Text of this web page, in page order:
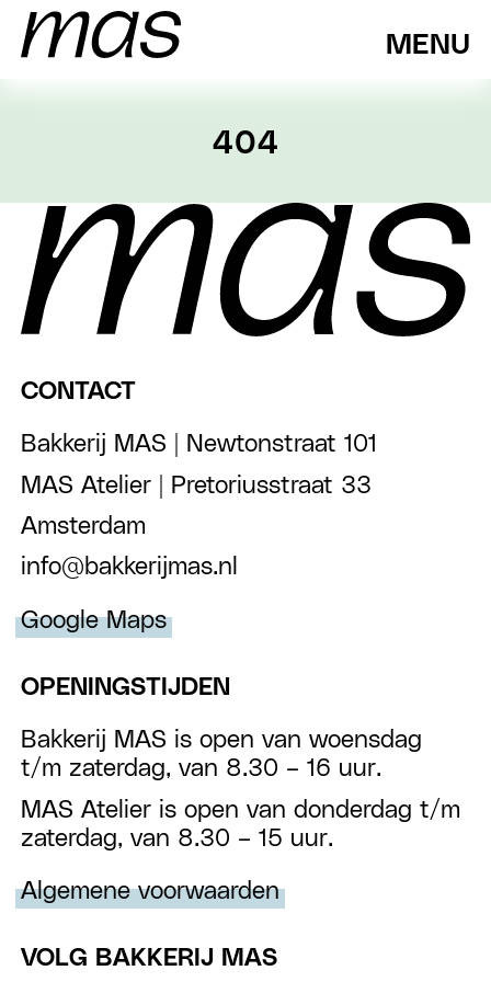
MENU
404
CONTACT
Bakkerij MAS | Newtonstraat 101
MAS Atelier | Pretoriusstraat 33
Amsterdam
info@bakkerijmas.nl
Google Maps
OPENINGSTIJDEN
Bakkerij MAS is open van woensdag
t/m zaterdag, van 8.30 – 16 uur.
MAS Atelier is open van donderdag t/m
zaterdag, van 8.30 – 15 uur.
Algemene voorwaarden
VOLG BAKKERIJ MAS